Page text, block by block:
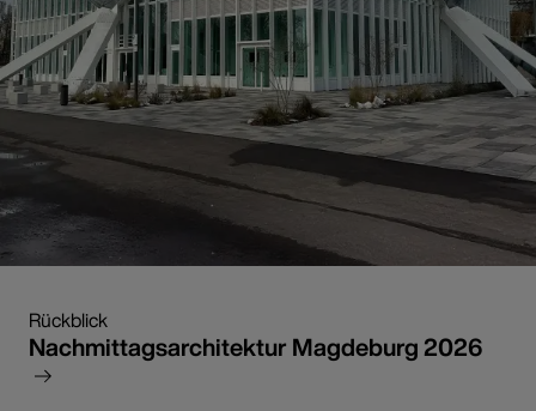
Rückblick
Nachmittagsarchitektur Magdeburg 2026